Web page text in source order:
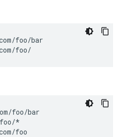
foo/bar
foo/
foo/bar
*
foo